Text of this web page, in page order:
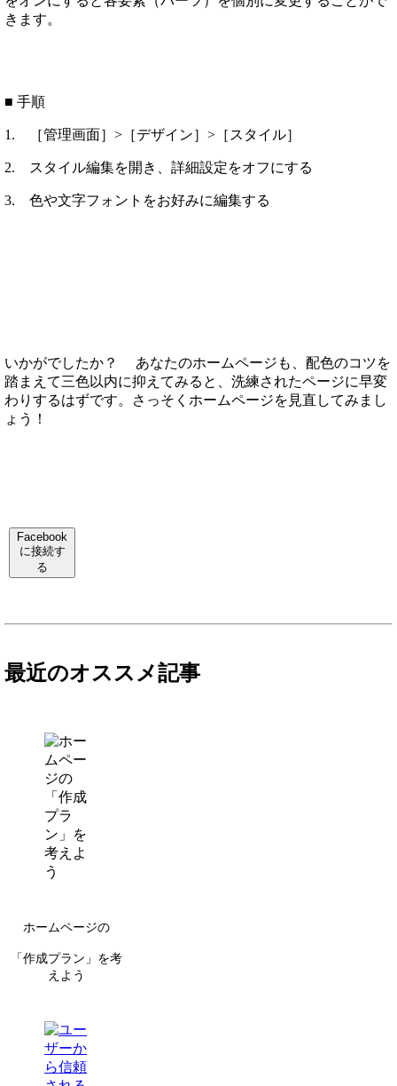
きます。
■ 手順
1. ［管理画面］>［デザイン］>［スタイル］
2. スタイル編集を開き、詳細設定をオフにする
3. 色や文字フォントをお好みに編集する
いかがでしたか？ あなたのホームページも、配色のコツを
踏まえて三色以内に抑えてみると、洗練されたページに早変
わりするはずです。さっそくホームページを見直してみまし
ょう！
Facebook
に接続す
る
最近のオススメ記事
ホームページの
「作成プラン」を考
えよう